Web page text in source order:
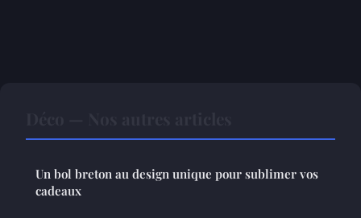
Un bol breton au design unique pour sublimer vos
cadeaux